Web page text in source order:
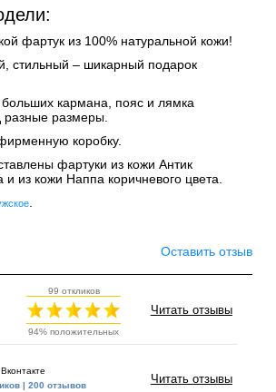
фартук из 100% натуральной кожи!
стильный – шикарный подарок
кармана, пояс и лямка
разные размеры.
коробку.
фартуки из кожи Антик
и из кожи Наппа коричневого цвета.
.
Оставить отзыв
99 откликов
94% положительных
Читать отзывы
| 200 отзывов
Читать отзывы